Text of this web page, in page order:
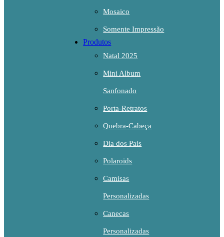
Mosaico
Somente Impressão
Produtos
Natal 2025
Mini Album
Sanfonado
Porta-Retratos
Quebra-Cabeça
Dia dos Pais
Polaroids
Camisas
Personalizadas
Canecas
Personalizadas